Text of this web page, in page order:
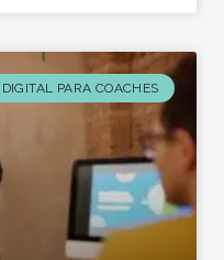
PARA COACHES